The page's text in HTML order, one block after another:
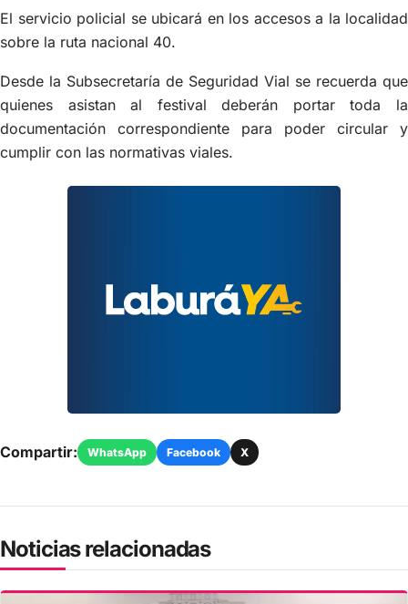
El servicio policial se ubicará en los accesos a la localidad
sobre la ruta nacional 40.
Desde la Subsecretaría de Seguridad Vial se recuerda que
quienes asistan al festival deberán portar toda la
documentación correspondiente para poder circular y
cumplir con las normativas viales.
Compartir: WhatsApp Facebook X
Noticias relacionadas